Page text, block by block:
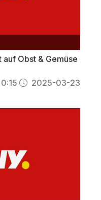
Obst & Gemüse
0:15 2025-03-23